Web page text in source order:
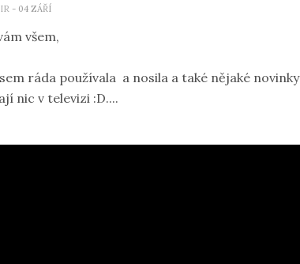
- 04 ZÁŘÍ
všem,
ráda používala a nosila a také nějaké novinky
nic v televizi :D....